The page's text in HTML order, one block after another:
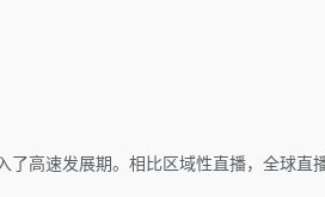
高速发展期。相比区域性直播，全球